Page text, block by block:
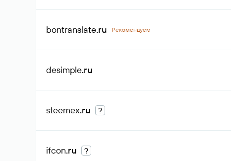
bontranslate.ru Рекомендуем
desimple.ru
steemex.ru ?
ifcon.ru ?